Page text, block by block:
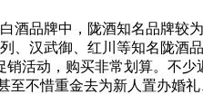
牌中，陇酒知名品牌较
汉武御、红川等知名陇酒
动，购买非常划算。不
不惜重金去为新人置办婚礼